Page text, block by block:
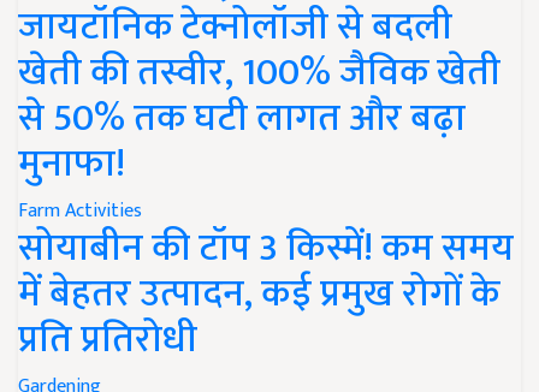
जायटॉनिक टेक्नोलॉजी से बदली
खेती की तस्वीर, 100% जैविक खेती
से 50% तक घटी लागत और बढ़ा
मुनाफा!
Farm Activities
सोयाबीन की टॉप 3 किस्में! कम समय
में बेहतर उत्पादन, कई प्रमुख रोगों के
प्रति प्रतिरोधी